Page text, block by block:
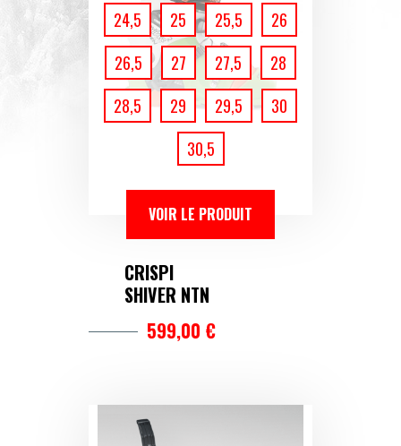
24,5
25 25,5
26
26,5
27 27,5
28
28,5
29 29,5
30
30,5
VOIR LE PRODUIT
CRISPI
SHIVER NTN
599,00 €